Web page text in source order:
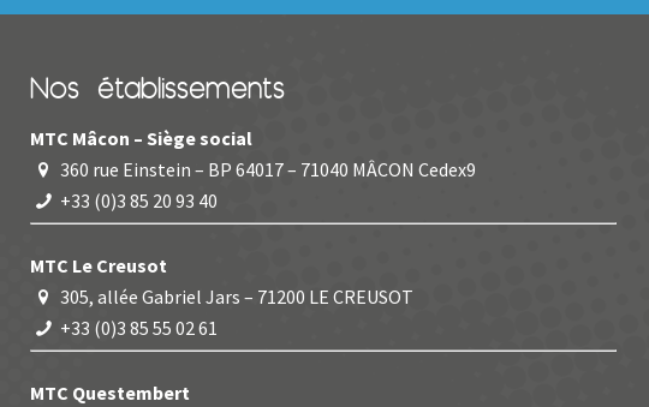
Nos établissements
MTC Mâcon – Siège social
360 rue Einstein – BP 64017 – 71040 MÂCON Cedex9
+33 (0)3 85 20 93 40
MTC Le Creusot
305, allée Gabriel Jars – 71200 LE CREUSOT
+33 (0)3 85 55 02 61
MTC Questembert